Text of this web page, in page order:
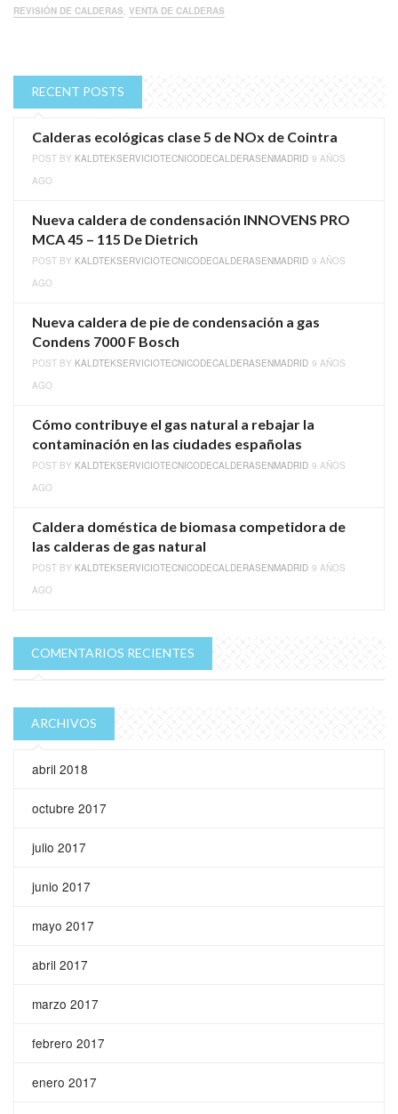
REVISIÓN DE CALDERAS, VENTA DE CALDERAS
RECENT POSTS
Calderas ecológicas clase 5 de NOx de Cointra
POST BY KALDTEKSERVICIOTECNICODECALDERASENMADRID 9 AÑOS
AGO
Nueva caldera de condensación INNOVENS PRO
MCA 45 – 115 De Dietrich
POST BY KALDTEKSERVICIOTECNICODECALDERASENMADRID 9 AÑOS
AGO
Nueva caldera de pie de condensación a gas
Condens 7000 F Bosch
POST BY KALDTEKSERVICIOTECNICODECALDERASENMADRID 9 AÑOS
AGO
Cómo contribuye el gas natural a rebajar la
contaminación en las ciudades españolas
POST BY KALDTEKSERVICIOTECNICODECALDERASENMADRID 9 AÑOS
AGO
Caldera doméstica de biomasa competidora de
las calderas de gas natural
POST BY KALDTEKSERVICIOTECNICODECALDERASENMADRID 9 AÑOS
AGO
COMENTARIOS RECIENTES
ARCHIVOS
abril 2018
octubre 2017
julio 2017
junio 2017
mayo 2017
abril 2017
marzo 2017
febrero 2017
enero 2017